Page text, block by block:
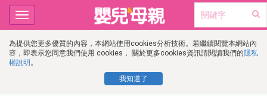
為提供您更多優質的內容，本網站使用cookies分析技術。若繼續閱覽本網站內
容，即表示您同意我們使用 cookies， 關於更多cookies資訊請閱讀我們的隱私
權說明 。
我知道了
Toggle
navigation